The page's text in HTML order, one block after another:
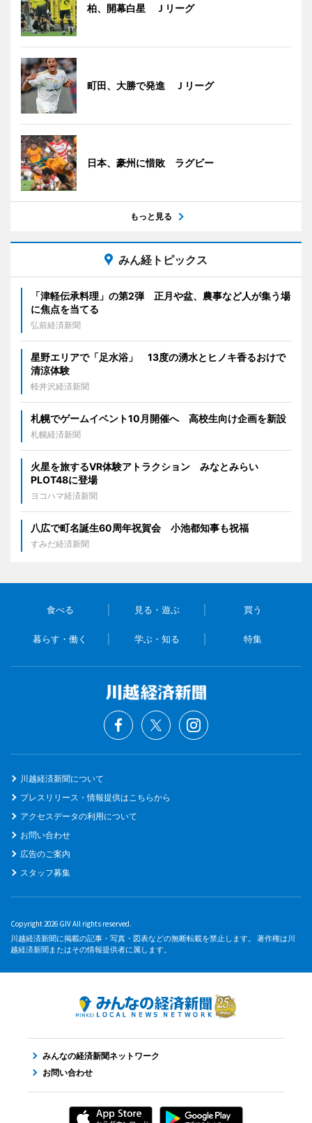
柏、開幕白星 Ｊリーグ
町田、大勝で発進 Ｊリーグ
日本、豪州に惜敗 ラグビー
もっと見る
みん経トピックス
「津軽伝承料理」の第2弾 正月や盆、農事など人が集う場
に焦点を当てる
弘前経済新聞
星野エリアで「足水浴」 13度の湧水とヒノキ香るおけで
清涼体験
軽井沢経済新聞
札幌でゲームイベント10月開催へ 高校生向け企画を新設
札幌経済新聞
火星を旅するVR体験アトラクション みなとみらい
PLOT48に登場
ヨコハマ経済新聞
八広で町名誕生60周年祝賀会 小池都知事も祝福
すみだ経済新聞
食べる 見る・遊ぶ 買う
暮らす・働く 学ぶ・知る 特集
川越経済新聞について
プレスリリース・情報提供はこちらから
アクセスデータの利用について
お問い合わせ
広告のご案内
スタッフ募集
Copyright 2026 GIV All rights reserved.
川越経済新聞に掲載の記事・写真・図表などの無断転載を禁止します。 著作権は川
越経済新聞またはその情報提供者に属します。
みんなの経済新聞ネットワーク
お問い合わせ